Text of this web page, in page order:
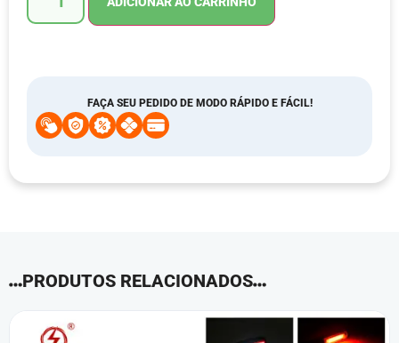
FAÇA SEU PEDIDO DE MODO RÁPIDO E FÁCIL!
PRODUTOS RELACIONADOS